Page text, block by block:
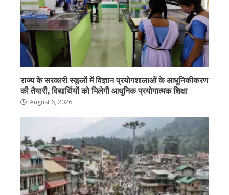
राज्य के सरकारी स्कूलों में विज्ञान प्रयोगशालाओं के आधुनिकीकरण
की तैयारी, विद्यार्थियों को मिलेगी आधुनिक प्रयोगात्मक शिक्षा
August 6, 2026